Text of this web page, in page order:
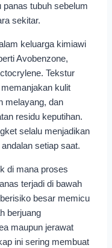
tubuh sebelum
sekitar.
keluarga kimiawi
Avobenzone,
Tekstur
kulit
melayang, dan
residu keputihan.
selalu menjadikan
setiap saat.
di mana proses
terjadi di bawah
besar memicu
berjuang
maupun jerawat
ini sering membuat